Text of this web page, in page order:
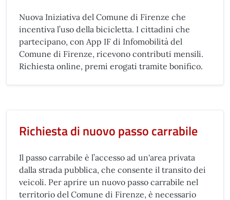
Nuova Iniziativa del Comune di Firenze che
incentiva l’uso della bicicletta. I cittadini che
partecipano, con App IF di Infomobilità del
Comune di Firenze, ricevono contributi mensili.
Richiesta online, premi erogati tramite bonifico.
Richiesta di nuovo passo carrabile
Il passo carrabile è l’accesso ad un'area privata
dalla strada pubblica, che consente il transito dei
veicoli. Per aprire un nuovo passo carrabile nel
territorio del Comune di Firenze, è necessario